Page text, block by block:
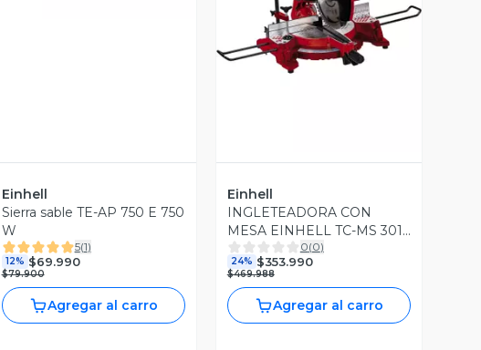
Einhell
Sierra sable TE-AP 750 E 750
W
5(1)
12% $69.990
$79.900
Agregar al carro
Vista Previa
Einhell
INGLETEADORA CON
MESA EINHELL TC-MS 3017
T 2000W
0(0)
24% $353.990
$469.988
Agregar al carro